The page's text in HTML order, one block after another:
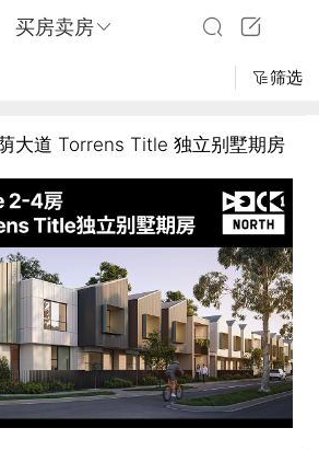
买房卖房
筛选
大道 Torrens Title 独立别墅期房